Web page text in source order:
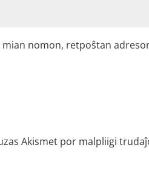
mian nomon, retpoŝtan
Akismet por malpliigi